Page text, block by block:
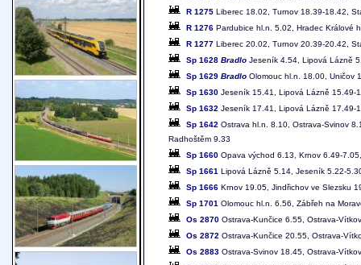
R 1275 Liberec 18.02, Turnov 18.39-18.42,
R 1276 Pardubice hl.n. 5.02, Hradec Králové
R 1277 Liberec 20.02, Turnov 20.39-20.42,
Sp 1628 Bradlo Jeseník 4.54, Lipová Lázně
Sp 1629 Bradlo Olomouc hl.n. 18.00, Uničov
Sp 1630 Jeseník 15.41, Lipová Lázně 15.49-
Sp 1632 Jeseník 17.41, Lipová Lázně 17.49-
Sp 1642 Ostrava hl.n. 8.10, Ostrava-Svinov
Radhoštěm 9.33
Sp 1660 Opava východ 6.13, Krnov 6.49-
Sp 1661 Lipová Lázně 5.14, Jeseník 5.22-
Sp 1666 Krnov 19.05, Jindřichov ve Slezsku
Sp 1701 Olomouc hl.n. 6.56, Zábřeh na
Os 2870 Ostrava-Kunčice 6.55, Ostrava-
Os 2872 Ostrava-Kunčice 20.55, Ostrava-
Os 2883 Ostrava-Svinov 18.45, Ostrava-